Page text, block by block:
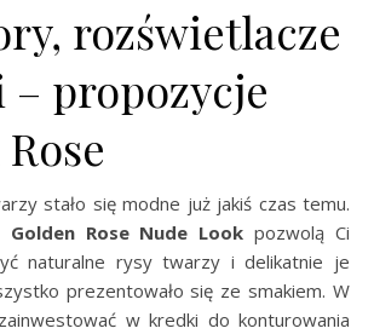
rozświetlacze
propozycje
stało się modne już jakiś czas temu.
Golden Rose Nude Lookpozwolą Ci
naturalne rysy twarzy i delikatnie je
prezentowało się ze smakiem. W
w kredki do konturowania